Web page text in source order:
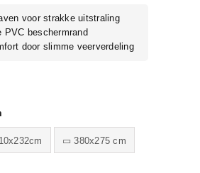
voor strakke uitstraling
beschermrand
door slimme veerverdeling
▭ 380x275 cm